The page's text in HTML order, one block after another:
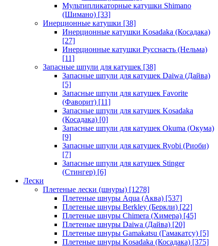
Мультипликаторные катушки Shimano
(Шимано) [33]
Инерционные катушки [38]
Инерционные катушки Kosadaka (Косадака)
[27]
Инерционные катушки Русснасть (Нельма)
[11]
Запасные шпули для катушек [38]
Запасные шпули для катушек Daiwa (Дайва)
[5]
Запасные шпули для катушек Favorite
(Фаворит) [11]
Запасные шпули для катушек Kosadaka
(Косадака) [0]
Запасные шпули для катушек Okuma (Окума)
[9]
Запасные шпули для катушек Ryobi (Риоби)
[7]
Запасные шпули для катушек Stinger
(Стингер) [6]
Лески
Плетеные лески (шнуры) [1278]
Плетеные шнуры Aqua (Аква) [537]
Плетеные шнуры Berkley (Беркли) [22]
Плетеные шнуры Chimera (Химера) [45]
Плетеные шнуры Daiwa (Дайва) [20]
Плетеные шнуры Gamakatsu (Гамакатсу) [5]
Плетеные шнуры Kosadaka (Косадака) [375]